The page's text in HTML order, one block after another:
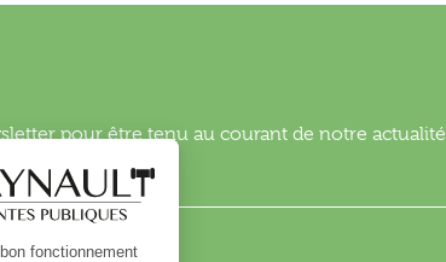
pour être tenu au courant de notre actualité.